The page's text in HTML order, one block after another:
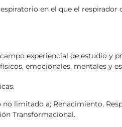
en el que el
experiencial de estudio y
emocionales, mentales y
no limitado a; Renacimiento,
Transformacional.